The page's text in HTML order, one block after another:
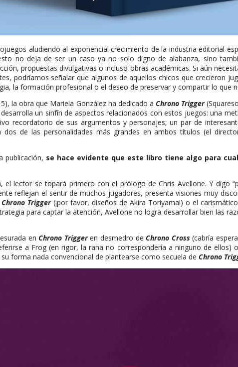
aludiendo al exponencial crecimiento de la industria editorial
no deja de ser un caso ya no solo digno de alabanza, sino
propuestas divulgativas o incluso obras académicas. Si aún
podríamos señalar que algunos de aquellos chicos que crecieron
la formación profesional o el deseo de preservar y compartir lo que
la obra que Mariela González ha dedicado a Chrono Trigger
un sinfín de aspectos relacionados con estos juegos: una
recordatorio de sus argumentos y personajes; un par de
dos de las personalidades más grandes en ambos títulos (el
publicación, se hace evidente que este libro tiene algo para
lector se topará primero con el prólogo de Chris Avellone. Y digo
reflejan el sentir de muchos jugadores, presenta visiones muy
Chrono Trigger(¡por favor, diseños de Akira Toriyama!) o el
para captar la atención, Avellone no logra desarrollar bien las
enChrono Triggeren desmedro deChrono Cross (cabría
a Frog (en rigor, la rana no correspondería a ninguno de ellos)
forma nada convencional de plantearse como secuela de Chrono